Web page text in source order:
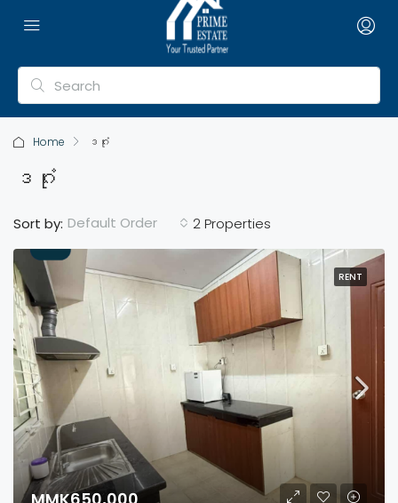
Home ဒဂုံး
ဒဂုံး
2 Properties
Sort by: Default Order
RENT
MMK650,000